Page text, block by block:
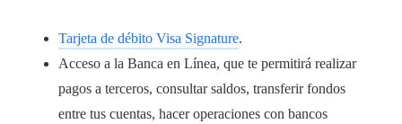
Tarjeta de débito Visa Signature.
Acceso a la Banca en Línea, que te permitirá realizar
pagos a terceros, consultar saldos, transferir fondos
entre tus cuentas, hacer operaciones con bancos